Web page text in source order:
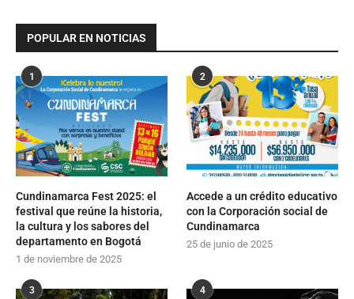
POPULAR EN NOTICIAS
1
Cundinamarca Fest 2025: el
festival que reúne la historia,
la cultura y los sabores del
departamento en Bogotá
1 de noviembre de 2025
2
Accede a un crédito educativo
con la Corporación social de
Cundinamarca
25 de junio de 2025
3 4